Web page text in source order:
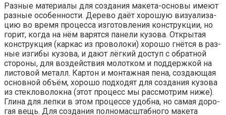
Раз­ные мате­ри­а­лы для созда­ния маке­та-осно­вы име­ют
раз­ные осо­бен­но­сти. Дере­во даёт хоро­шую визу­а­ли­за­
цию во вре­мя про­цес­са изго­тов­ле­ния кон­струк­ции, но
горит, когда на нём варят­ся пане­ли кузо­ва. Откры­тая
кон­струк­ция (кар­кас из про­во­ло­ки) хоро­шо гнёт­ся в раз­
ные изги­бы кузо­ва, и дают лёг­кий доступ с обрат­ной
сто­ро­ны, для воз­дей­ствия молот­ком и под­держ­кой на
листо­вой металл. Кар­тон и мон­таж­ная пена, созда­ю­щая
основ­ной объ­ём, хоро­шо под­хо­дят для созда­ния кузо­ва
из стек­ло­во­лок­на (этот про­цесс мы рас­смот­рим ниже).
Гли­на для леп­ки в этом про­цес­се удоб­на, но самая доро­
гая вещь. Для созда­ния пол­но­мас­штаб­но­го маке­та